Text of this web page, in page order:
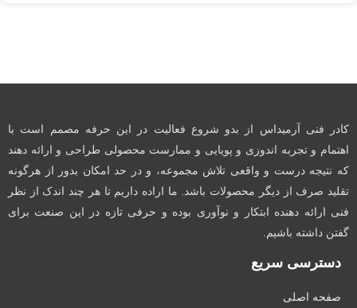
کادر فنی آرمیداس از بدو شروع فعالیت در این حرفه مصمم است با
اهتمام و تجربه اندوزی و پویایی و ممارست محصولی طراحی و ارائه دهند
که نتیجه درست و واقعی تلاش مجموعه، و در حد امکان بدور از هرگونه
تقلید صرف از دیگر محصولات باشد. ما اراده داریم تا هر چند اندک از نظر
فنی ارائه دهنده ابتکار و نوآوری بوده و حرفی تازه در این صنعت برای
گفتن داشته باشیم.
دسترسی سریع
صفحه اصلی